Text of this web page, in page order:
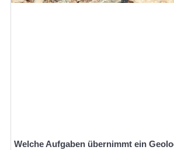
Welche Aufgaben übernimmt ein